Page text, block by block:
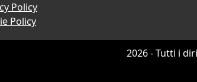
Policy
Policy
2026 - Tutti i